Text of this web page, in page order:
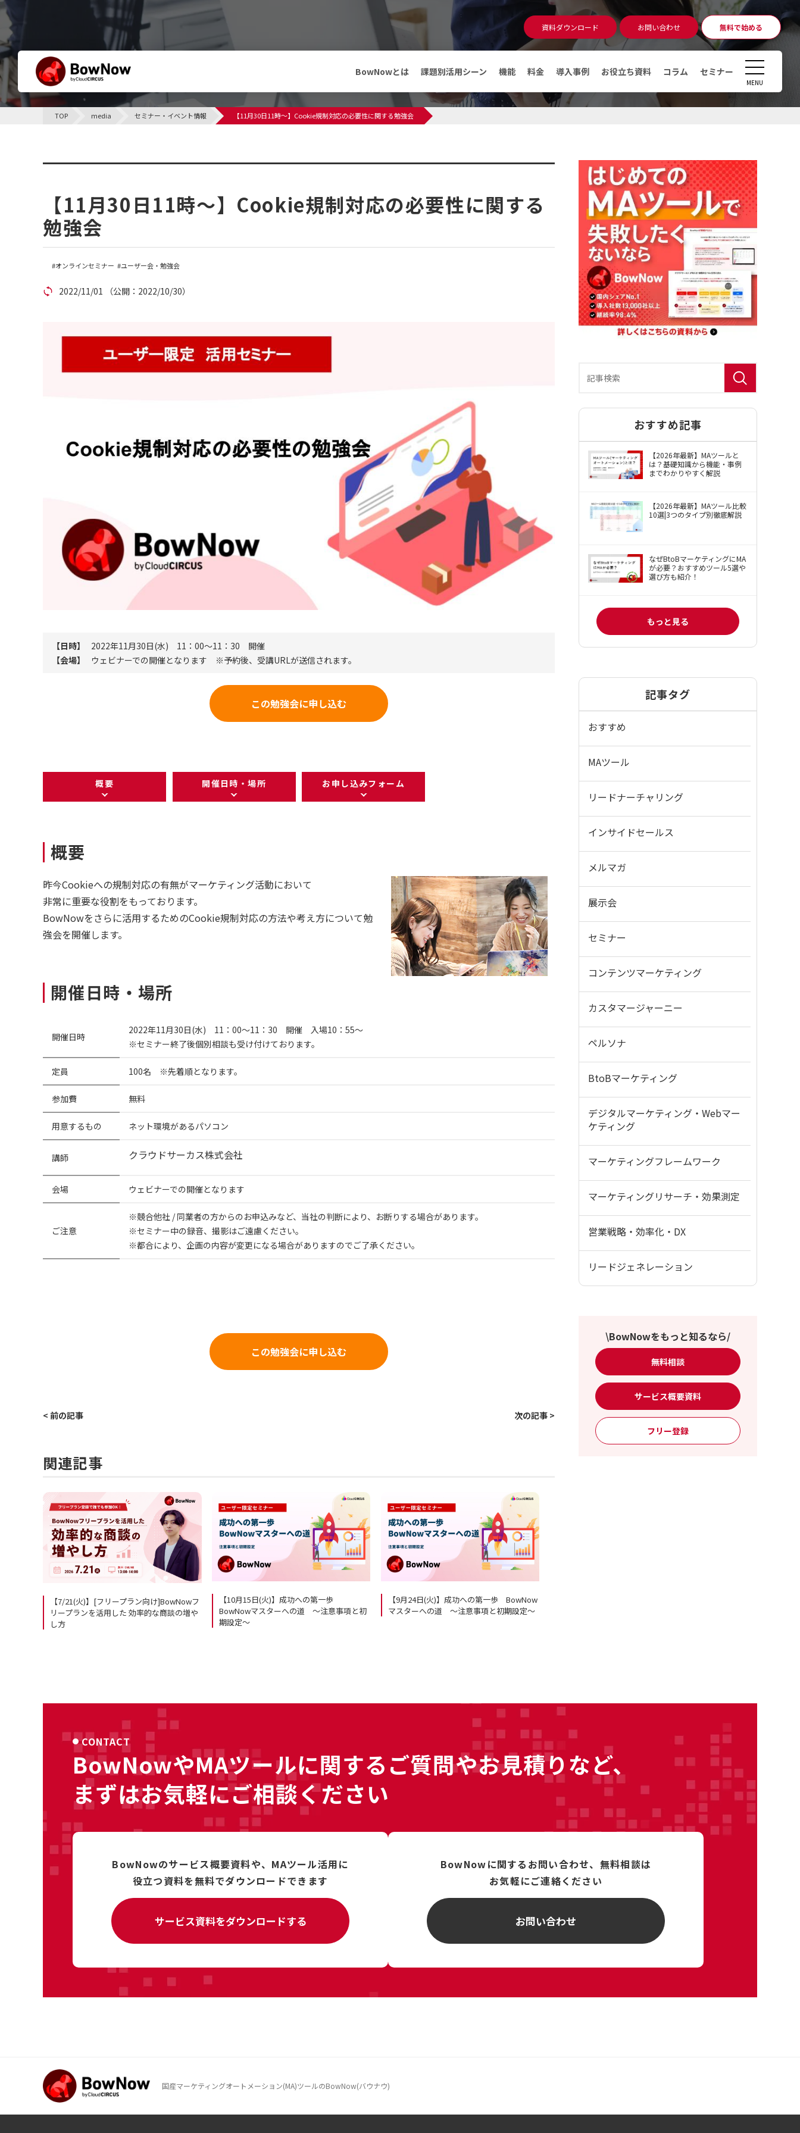
BowNowとは 課題別活用シーン 機能 料金 導入事例 お役立ち資料 コラム セミナー
資料ダウンロード お問い合わせ 無料で始める
MENU
資料ダウンロード 無料相談 アカウント発行
CLOSE
BowNowとは 機能
導入事例
メディア
導入事例
コラム
デジタルマーケティングとは
デマンドジェネレーションとは
MAツール運用時のKPI・KGI
MAツールの導入費用っていくら
かかるの？
アカウント発行
セミナー
代理店お問い合わせ
代理販売について
サイトマップ 個人情報保護方針 情報セキュリティ基本方針 特定個人情報取扱方針 BowNow（バウナウ）使用許諾約款
会社概要
TOP media セミナー・イベント情報 【11月30日11時～】Cookie規制対応の必要性に関する勉強会
セミナー・イベント情報
【11月30日11時～】Cookie規制対応の必要性に関する
勉強会
オンラインセミナー ユーザー会・勉強会
2022/11/01 （公開：2022/10/30）
【日時】
2022年11月30日(水) 11：00～11：30 開催
【会場】
ウェビナーでの開催となります ※予約後、受講URLが送信されます。
この勉強会に申し込む
概要 開催日時・場所 お申し込みフォーム
概要
昨今Cookieへの規制対応の有無がマーケティング活動において
非常に重要な役割をもっております。
BowNowをさらに活用するためのCookie規制対応の方法や考え方について勉
強会を開催します。
開催日時・場所
開催日時
2022年11月30日(水) 11：00～11：30 開催 入場10：55～
※セミナー終了後個別相談も受け付けております。
定員 100名 ※先着順となります。
参加費 無料
用意するもの ネット環境があるパソコン
講師 クラウドサーカス株式会社
会場 ウェビナーでの開催となります
ご注意
※競合他社 / 同業者の方からのお申込みなど、当社の判断により、お断りする場合があります。
※セミナー中の録音、撮影はご遠慮ください。
※都合により、企画の内容が変更になる場合がありますのでご了承ください。
この勉強会に申し込む
< 前の記事 次の記事 >
関連記事
【7/21(火)】[フリープラン向け]BowNowフ
リープランを活用した 効率的な商談の増や
し方
【10月15日(火)】成功への第一歩
BowNowマスターへの道 ～注意事項と初
期設定～
【9月24日(火)】成功への第一歩 BowNow
マスターへの道 ～注意事項と初期設定～
おすすめ記事
【2026年最新】MAツールと
は？基礎知識から機能・事例
までわかりやすく解説
【2026年最新】MAツール比較
10選|3つのタイプ別徹底解説
なぜBtoBマーケティングにMA
が必要？おすすめツール5選や
選び方も紹介！
もっと見る
記事タグ
おすすめ
MAツール
リードナーチャリング
インサイドセールス
メルマガ
展示会
セミナー
コンテンツマーケティング
カスタマージャーニー
ペルソナ
BtoBマーケティング
デジタルマーケティング・Webマー
ケティング
マーケティングフレームワーク
マーケティングリサーチ・効果測定
営業戦略・効率化・DX
リードジェネレーション
\BowNowをもっと知るなら/
無料相談
サービス概要資料
フリー登録
CONTACT
BowNowやMAツールに関するご質問やお見積りなど、
まずはお気軽にご相談ください
BowNowのサービス概要資料や、 MAツール活用に
役立つ資料を無料でダウンロードできます
サービス資料をダウンロードする
BowNowに関するお問い合わせ、 無料相談は
お気軽にご連絡ください
お問い合わせ
国産マーケティングオートメーション(MA)ツールのBowNow(バウナウ)